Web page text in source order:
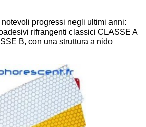
notevoli progressi negli ultimi anni:
rifrangenti classici CLASSE A
B, con una struttura a nido